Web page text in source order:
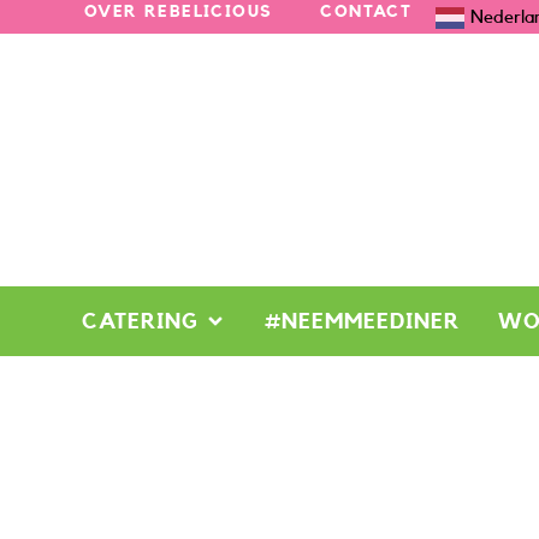
OVER REBELICIOUS CONTACT
CATERING #NEEMMEEDINER